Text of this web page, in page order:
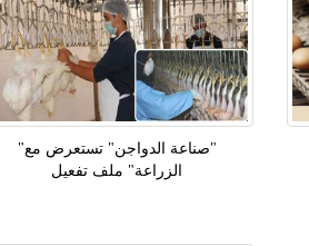
"صناعة الدواجن" تستعرض مع"
الزراعة" ملف تفعيل